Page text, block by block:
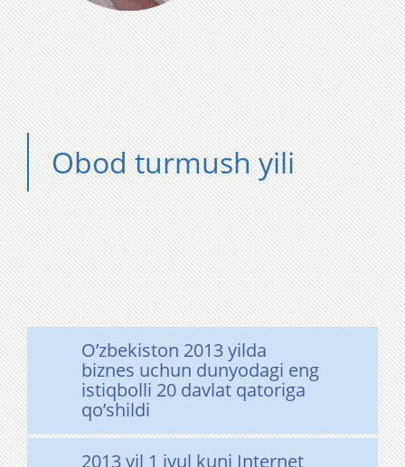
Obod turmush yili
O’zbekiston 2013 yilda
biznes uchun dunyodagi eng
istiqbolli 20 davlat qatoriga
qo’shildi
2013 yil 1 iyul kuni Internet